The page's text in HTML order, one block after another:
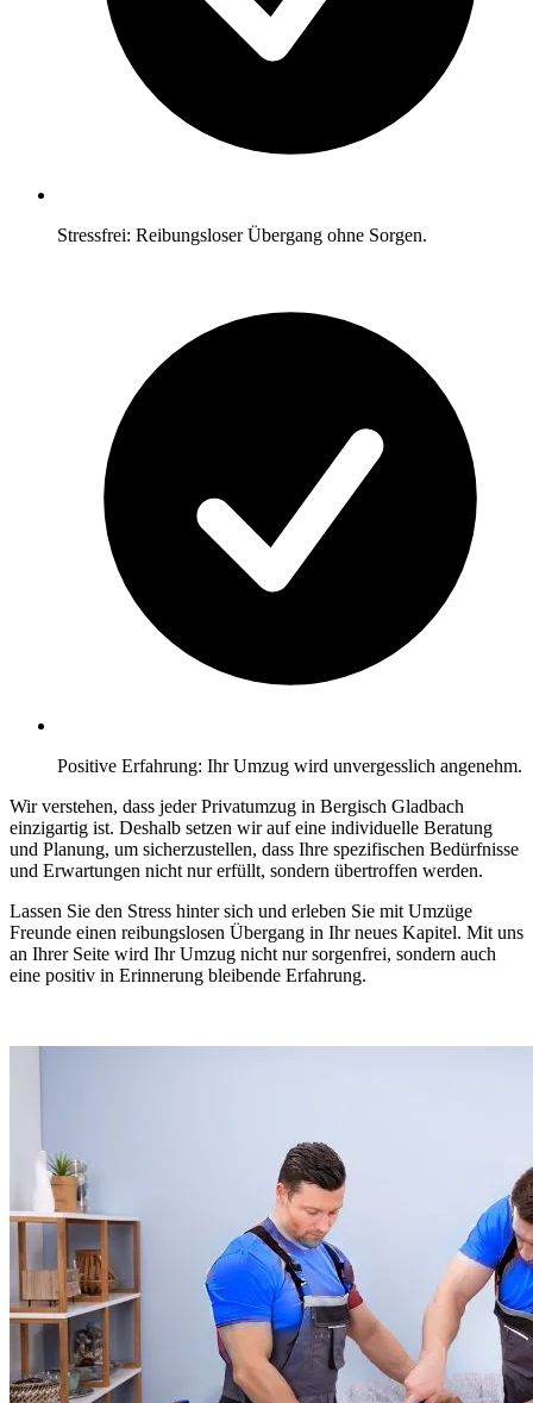
Stressfrei: Reibungsloser Übergang ohne Sorgen.
Positive Erfahrung: Ihr Umzug wird unvergesslich angenehm.
Wir verstehen, dass jeder Privatumzug in Bergisch Gladbach
einzigartig ist. Deshalb setzen wir auf eine individuelle Beratung
und Planung, um sicherzustellen, dass Ihre spezifischen Bedürfnisse
und Erwartungen nicht nur erfüllt, sondern übertroffen werden.
Lassen Sie den Stress hinter sich und erleben Sie mit Umzüge
Freunde einen reibungslosen Übergang in Ihr neues Kapitel. Mit uns
an Ihrer Seite wird Ihr Umzug nicht nur sorgenfrei, sondern auch
eine positiv in Erinnerung bleibende Erfahrung.